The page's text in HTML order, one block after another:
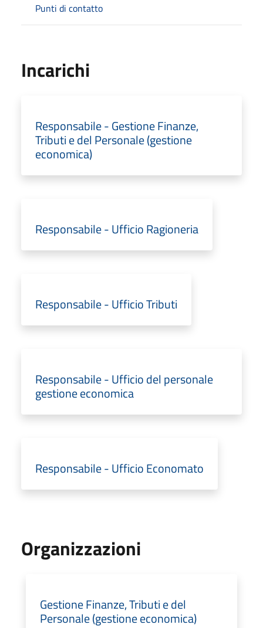
Punti di contatto
Incarichi
Responsabile - Gestione Finanze,
Tributi e del Personale (gestione
economica)
Responsabile - Ufficio Ragioneria
Responsabile - Ufficio Tributi
Responsabile - Ufficio del personale
gestione economica
Responsabile - Ufficio Economato
Organizzazioni
Gestione Finanze, Tributi e del
Personale (gestione economica)